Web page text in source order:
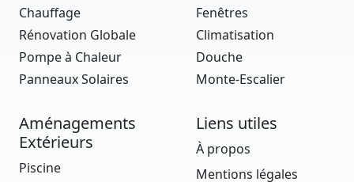
Chauffage
Rénovation Globale
Pompe à Chaleur
Panneaux Solaires
Fenêtres
Climatisation
Douche
Monte-Escalier
Aménagements
Extérieurs
Piscine
Liens utiles
À propos
Mentions légales